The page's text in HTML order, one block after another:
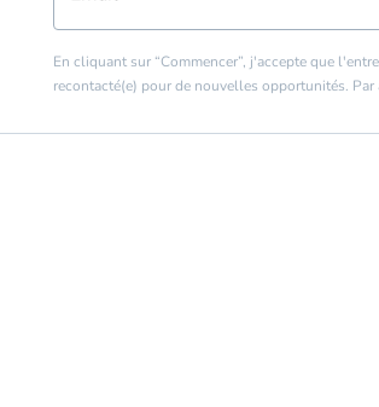
En cliquant sur “Commencer”, j'accepte que
recontacté(e) pour de nouvelles opportunités.